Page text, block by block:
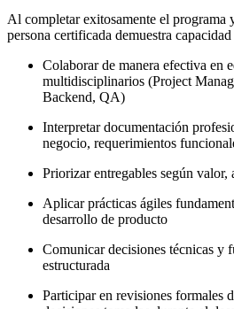
Al completar exitosamente el programa
persona certificada demuestra capacidad
Colaborar de manera efectiva en
multidisciplinarios (Project
Backend, QA)
Interpretar documentación
negocio, requerimientos
Priorizar entregables según valor,
Aplicar prácticas ágiles
desarrollo de producto
Comunicar decisiones técnicas y
estructurada
Participar en revisiones formales